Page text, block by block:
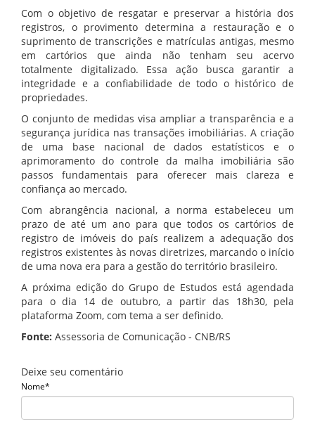
Com o objetivo de resgatar e preservar a história dos
registros, o provimento determina a restauração e o
suprimento de transcrições e matrículas antigas, mesmo
em cartórios que ainda não tenham seu acervo
totalmente digitalizado. Essa ação busca garantir a
integridade e a confiabilidade de todo o histórico de
propriedades.
O conjunto de medidas visa ampliar a transparência e a
segurança jurídica nas transações imobiliárias. A criação
de uma base nacional de dados estatísticos e o
aprimoramento do controle da malha imobiliária são
passos fundamentais para oferecer mais clareza e
confiança ao mercado.
Com abrangência nacional, a norma estabeleceu um
prazo de até um ano para que todos os cartórios de
registro de imóveis do país realizem a adequação dos
registros existentes às novas diretrizes, marcando o início
de uma nova era para a gestão do território brasileiro.
A próxima edição do Grupo de Estudos está agendada
para o dia 14 de outubro, a partir das 18h30, pela
plataforma Zoom, com tema a ser definido.
Fonte: Assessoria de Comunicação - CNB/RS
Deixe seu comentário
Nome*